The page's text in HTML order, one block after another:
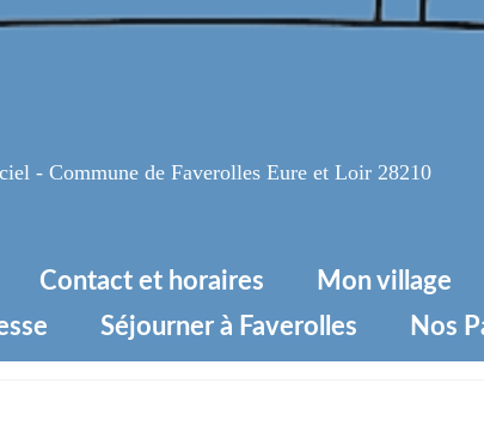
- Commune de Faverolles Eure et Loir 28210
Contact et horaires Mon village
Séjourner à Faverolles Nos